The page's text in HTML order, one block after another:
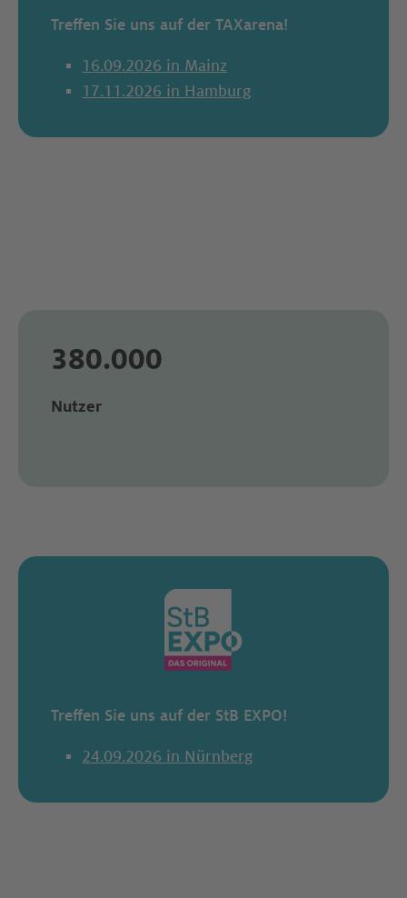
Treffen Sie uns auf der TAXarena!
16.09.2026 in Mainz
17.11.2026 in Hamburg
380.000
Nutzer
Treffen Sie uns auf der StB EXPO!
24.09.2026 in Nürnberg